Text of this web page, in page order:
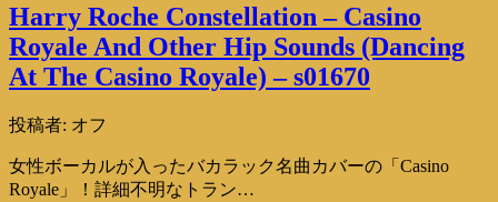
Harry Roche Constellation – Casino
Royale And Other Hip Sounds (Dancing
At The Casino Royale) – s01670
投稿者: オフ
女性ボーカルが入ったバカラック名曲カバーの「Casino
Royale」！詳細不明なトラン…